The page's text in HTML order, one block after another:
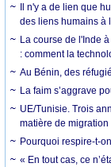
Il n'y a de lien que
des liens humains à
La course de l'Inde
: comment la
Au Bénin, des
La faim s’aggrave
UE/Tunisie. Trois
matière de migration
Pourquoi respire-t-
« En tout cas, ce